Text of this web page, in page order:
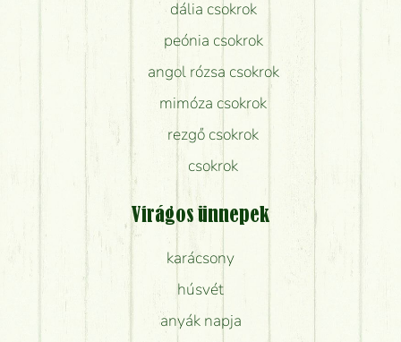
dália csokrok
peónia csokrok
angol rózsa csokrok
mimóza csokrok
rezgő csokrok
csokrok
Virágos ünnepek
karácsony
húsvét
anyák napja